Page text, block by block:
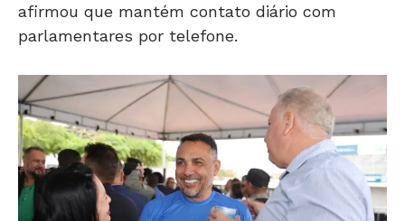
afirmou que mantém contato diário com
parlamentares por telefone.